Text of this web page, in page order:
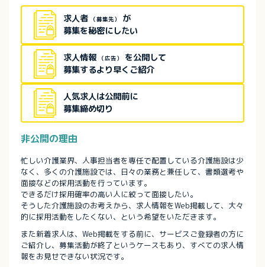
求人者 （募集先）
が
募集を秘密にしたい
求人情報 （広告）
を公開して
募集するより早くご紹介
人気求人は公開前に
募集締め切り
非公開の理由
忙しい介護業界、人事担当者を専任で配置している介護施設は少
なく、多くの介護施設では、日々の業務と兼任して、書類選考や
面接などの採用活動を行っています。
できるだけ採用確率の高い人に絞って面接したい。
そうした介護施設のお考えから、求人情報をWeb掲載して、大々
的に採用活動をしたくない、という希望をいただきます。
また新着求人は、Web掲載をする前に、サービスご登録者の方に
ご紹介し、募集活動が終了というケースもあり、すべての求人情
報をお見せできない状況です。